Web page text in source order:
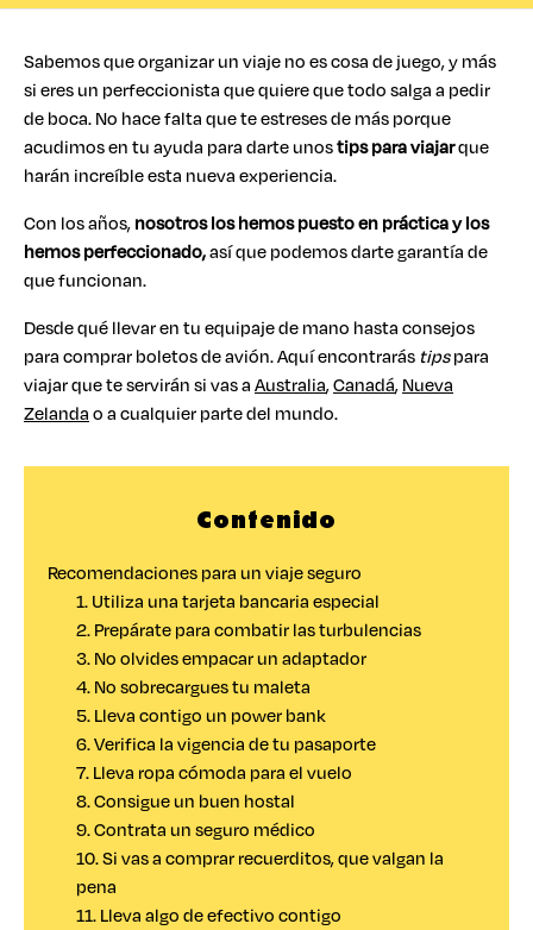
Sabemos que organizar un viaje no es cosa de juego, y más
si eres un perfeccionista que quiere que todo salga a pedir
de boca. No hace falta que te estreses de más porque
acudimos en tu ayuda para darte unostips para viajarque
harán increíble esta nueva experiencia.
Con los años,nosotros los hemos puesto en práctica y los
hemos perfeccionado,así que podemos darte garantía de
que funcionan.
Desde qué llevar en tu equipaje de mano hasta consejos
para comprar boletos de avión. Aquí encontrarás tipspara
viajar que te servirán si vas aAustralia,Canadá,Nueva
Zelandao a cualquier parte del mundo.
Contenido
Recomendaciones para un viaje seguro
1. Utiliza una tarjeta bancaria especial
2. Prepárate para combatir las turbulencias
3. No olvides empacar un adaptador
4. No sobrecargues tu maleta
5. Lleva contigo un power bank
6. Verifica la vigencia de tu pasaporte
7. Lleva ropa cómoda para el vuelo
8. Consigue un buen hostal
9. Contrata un seguro médico
10. Si vas a comprar recuerditos, que valgan la
pena
11. Lleva algo de efectivo contigo